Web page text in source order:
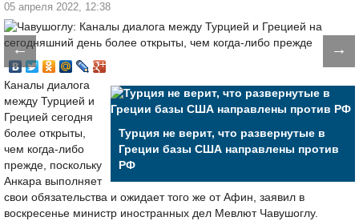
05 апреля 2022, 12:38
← →
Турция не верит, что развернутые в
Греции базы США направлены против
РФ
Каналы диалога
между Турцией и
Грецией сегодня
более открыты,
чем когда-либо
прежде, поскольку
Анкара выполняет
свои обязательства и ожидает того же от Афин, заявил в
воскресенье министр иностранных дел Мевлют Чавушоглу.